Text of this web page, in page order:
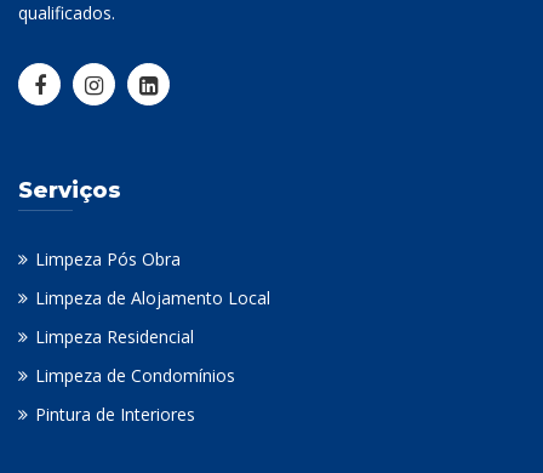
qualificados.
Serviços
Limpeza Pós Obra
Limpeza de Alojamento Local
Limpeza Residencial
Limpeza de Condomínios
Pintura de Interiores